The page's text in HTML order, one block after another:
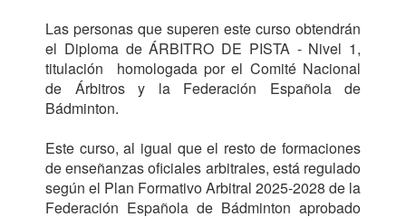
Las personas que superen este curso obtendrán
el Diploma de ÁRBITRO DE PISTA - Nivel 1,
titulación  homologada por el Comité Nacional
de Árbitros y la Federación Española de
Bádminton.
Este curso, al igual que el resto de formaciones
de enseñanzas oficiales arbitrales, está regulado
según el Plan Formativo Arbitral 2025-2028 de la
Federación Española de Bádminton aprobado